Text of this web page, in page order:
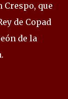
Crespo, que
de Copad
de la